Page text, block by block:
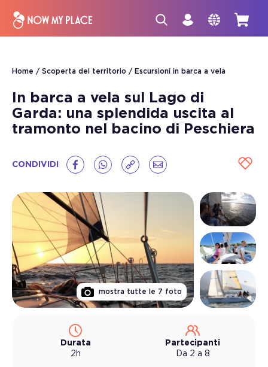
Home Scoperta del territorio Escursioni in barca a vela
In barca a vela sul Lago di
Garda: una splendida uscita al
tramonto nel bacino di Peschiera
CONDIVIDI
mostra tutte le 7 foto
Durata
2h
Partecipanti
Da 2 a 8